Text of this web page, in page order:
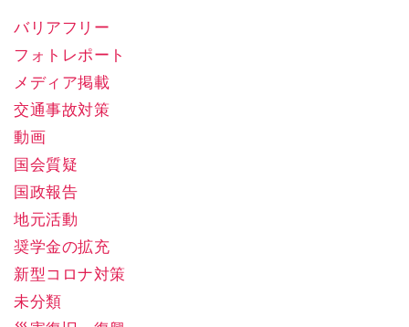
バリアフリー
フォトレポート
メディア掲載
交通事故対策
動画
国会質疑
国政報告
地元活動
奨学金の拡充
新型コロナ対策
未分類